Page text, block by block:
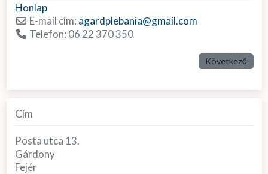
Honlap
E-mail cím: agardplebania@gmail.com
Telefon: 06 22 370 350
Következő
Cím
Posta utca 13.
Gárdony
Fejér